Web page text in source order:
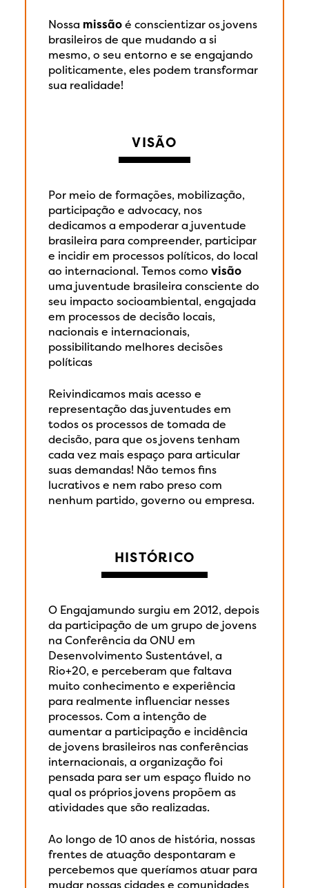
Nossa missãoé conscientizar os jovens
brasileiros de que mudando a si
mesmo, o seu entorno e se engajando
politicamente, eles podem transformar
sua realidade!
VISÃO
Por meio de formações, mobilização,
participação e advocacy, nos
dedicamos a empoderar a juventude
brasileira para compreender, participar
e incidir em processos políticos, do local
ao internacional. Temos como visão
uma juventude brasileira consciente do
seu impacto socioambiental, engajada
em processos de decisão locais,
nacionais e internacionais,
possibilitando melhores decisões
políticas
Reivindicamos mais acesso e
representação das juventudes em
todos os processos de tomada de
decisão, para que os jovens tenham
cada vez mais espaço para articular
suas demandas! Não temos fins
lucrativos e nem rabo preso com
nenhum partido, governo ou empresa.
HISTÓRICO
O Engajamundo surgiu em 2012, depois
da participação de um grupo de jovens
na Conferência da ONU em
Desenvolvimento Sustentável, a
Rio+20, e perceberam que faltava
muito conhecimento e experiência
para realmente influenciar nesses
processos. Com a intenção de
aumentar a participação e incidência
de jovens brasileiros nas conferências
internacionais, a organização foi
pensada para ser um espaço fluido no
qual os próprios jovens propõem as
atividades que são realizadas.
Ao longo de 10 anos de história, nossas
frentes de atuação despontaram e
percebemos que queríamos atuar para
mudar nossas cidades e comunidades